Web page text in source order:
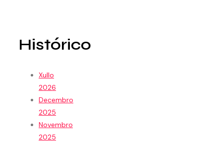
Histórico
Xullo
2026
Decembro
2025
Novembro
2025